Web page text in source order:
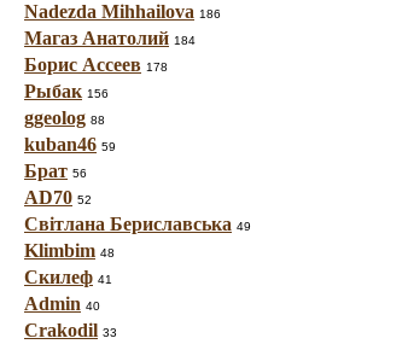
Nadezda Mihhailova 186
Магаз Анатолий 184
Борис Ассеев 178
Рыбак 156
ggeolog 88
kuban46 59
Брат 56
AD70 52
Світлана Бериславська 49
Klimbim 48
Скилеф 41
Admin 40
Crakodil 33